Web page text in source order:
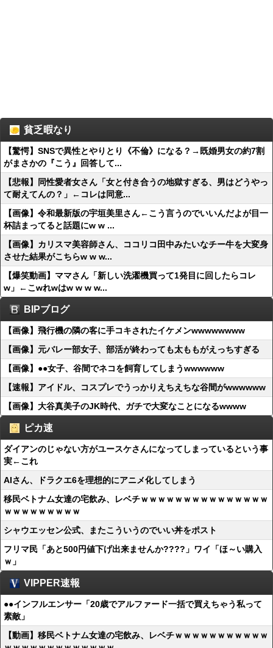
貧乏暇なり
【驚愕】SNSで異性とやりとり《不倫》になる？→既婚男女の約7割
がまさかの『こう』回答して...
【悲報】同性愛者女さん「女と付き合うの地獄すぎる、男はどうやっ
て耐えてんの？」←コレは同意...
【画像】令和最新版の宇垣美里さん←こう言うのでいいんだよが目一
杯詰まってると話題にw w ...
【画像】カリスマ美容師さん、ココリコ田中みたいなチー牛を大変身
させた結果がこちらw w w...
【爆笑動画】ママさん「新しい洗濯機買って1発目に回したらコレ
w」←こwれwはw w w w...
BIPブログ
【画像】飛行機の隣の客に手コキされたイケメンwwwwwwww
【画像】元バレー部女子、部活が終わっても太ももがえっちすぎる
【画像】●●女子、谷間でネコを飼育してしまうwwwwww
【速報】アイドル、コスプレでうっかりえちえちな谷間がwwwwww
【画像】大谷真美子のJK時代、ガチで大変なことになるwwww
ピカ速
ダイアンのじゃない方がユースケさんになってしまっているという事
実←これ
AIさん、ドラクエ6を理想的にアニメ化してしまう
移民ベトナム女達の宅飲み、レベチｗｗｗｗｗｗｗｗｗｗｗｗｗｗｗ
ｗｗｗｗｗｗｗｗｗ
シャウエッセン公式、またこういうのでいい丼をポスト
フリマ民「あと500円値下げ出来ませんか????」ワイ「ほ～い購入
ｗ」
VIPPER速報
●●インフルエンサー「20歳でアルファード一括で買えちゃう私って
素敵」
【動画】移民ベトナム女達の宅飲み、レベチｗｗｗｗｗｗｗｗｗｗｗ